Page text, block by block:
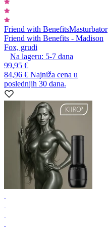
Friend with BenefitsMasturbator
Friend with Benefits - Madison
Fox, grudi
Na lageru: 5-7 dana
99,95 €
84,96 € Najniža cena u
poslednjih 30 dana.